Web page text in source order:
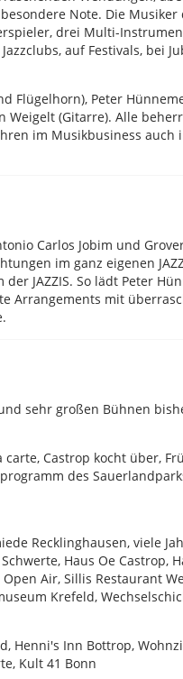
Note. Die Musiker
drei Multi-
auf Festivals, bei
Flügelhorn), Peter
Weigelt (Gitarre). Alle
im Musikbusiness auch
Carlos Jobim und
im ganz eigenen
JAZZIS. So lädt Peter
Arrangements mit
sehr großen Bühnen
Castrop kocht über,
des
Recklinghausen, viele
Haus Oe Castrop,
Air, Sillis Restaurant
Krefeld,
Henni's Inn Bottrop,
Kult 41 Bonn